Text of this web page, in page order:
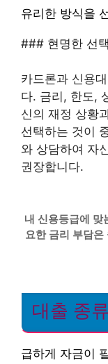
유리한 방식을
### 현명한 선
카드론과 신용
다. 금리, 한도,
신의 재정 상황
선택하는 것이
와 상담하여 자
권장합니다.
내 신용등급에 맞
요한 금리 부담
대출 종
급하게 자금이